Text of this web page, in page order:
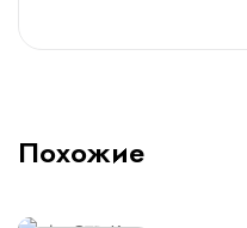
Похожие